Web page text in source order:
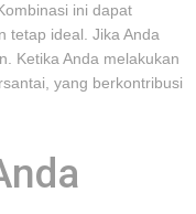
ini dapat
tetap ideal. Jika Anda
Ketika Anda melakukan
yang berkontribusi